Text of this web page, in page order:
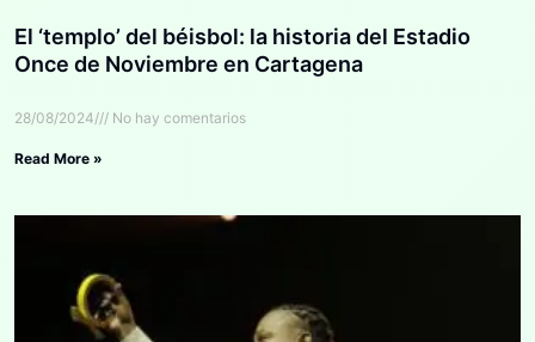
El ‘templo’ del béisbol: la historia del Estadio
Once de Noviembre en Cartagena
28/08/2024 No hay comentarios
Read More »